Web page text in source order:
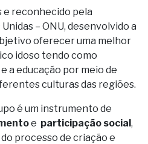
e reconhecido pela
– ONU, desenvolvido a
oferecer uma melhor
idoso tendo como
a educação por meio de
culturas das regiões.
é um instrumento de
e participação social,
processo de criação e